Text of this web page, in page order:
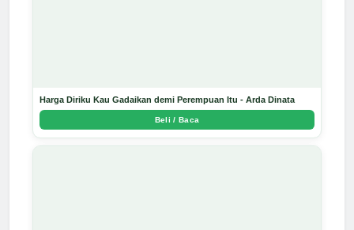
Harga Diriku Kau Gadaikan demi Perempuan Itu - Arda Dinata
Beli / Baca